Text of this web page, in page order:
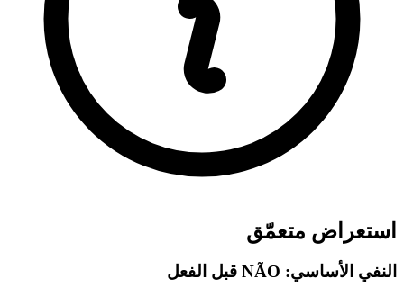
استعراض متعمّق
النفي الأساسي: NÃO قبل الفعل